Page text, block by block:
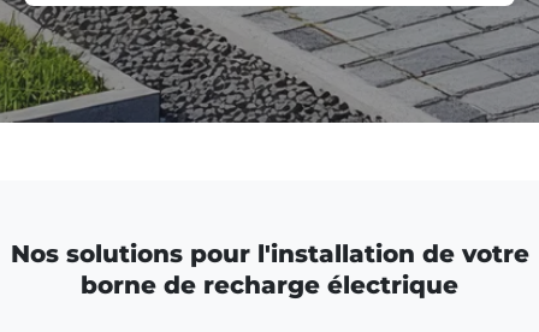
Nos solutions pour l'installation de votre
borne de recharge électrique